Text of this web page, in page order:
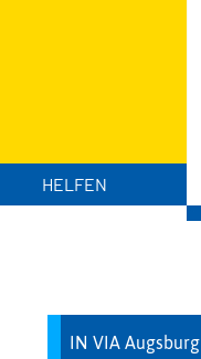
HELFEN
IN VIA Augsburg